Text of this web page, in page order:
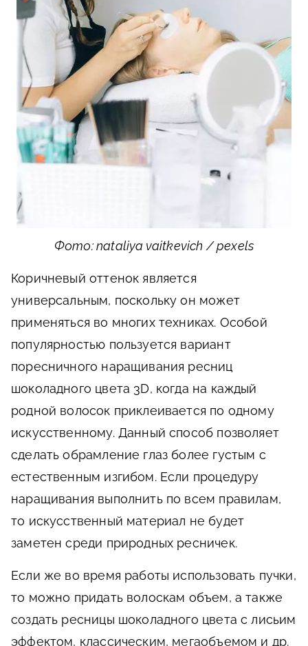
Фото: nataliya vaitkevich / pexels
Коричневый оттенок является
универсальным, поскольку он может
применяться во многих техниках. Особой
популярностью пользуется вариант
поресничного наращивания ресниц
шоколадного цвета 3D, когда на каждый
родной волосок приклеивается по одному
искусственному. Данный способ позволяет
сделать обрамление глаз более густым с
естественным изгибом. Если процедуру
наращивания выполнить по всем правилам,
то искусственный материал не будет
заметен среди природных ресничек.
Если же во время работы использовать пучки,
то можно придать волоскам объем, а также
создать ресницы шоколадного цвета с лисьим
эффектом, классическим, мегаобъемом и др.